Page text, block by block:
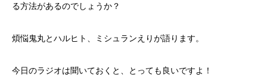
る方法があるのでしょうか？
煩悩鬼丸とハルヒト、ミシュランえりが語ります。
今日のラジオは聞いておくと、とっても良いですよ！